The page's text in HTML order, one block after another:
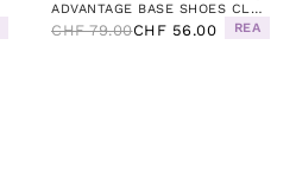
ADVANTAGE BASE SHOES CLOUD WHITE / CLOUD WHITE / MAGIC BEIGE
CHF 79.00CHF 56.00 REA